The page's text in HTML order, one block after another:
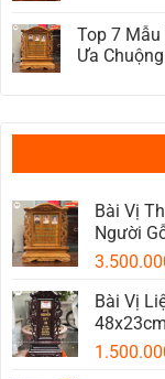
Ngai
Thờ
Không
Gian
Thờ
Gỗ
Bị
Mối
Mới?
Theo
Mức
Độ
bình
luận
ở
Thước
Thủy
Thước
Lỗ
Ban
Top 7
Ưa
ở
Mẫu
Vị
Song
Long
Gỗ
Hương
Được
Ưa
Chuộng
Nhất
2026
Bài Vị
Người
Bài Vị